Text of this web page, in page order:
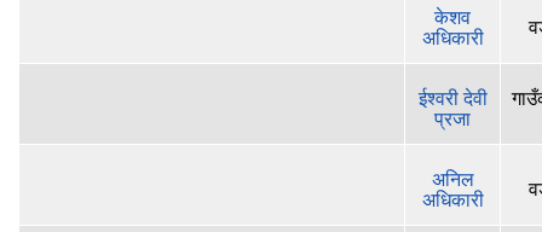
केशव
अधिकारी
ईश्‍वरी देवी
प्रजा
अनिल
अधिकारी